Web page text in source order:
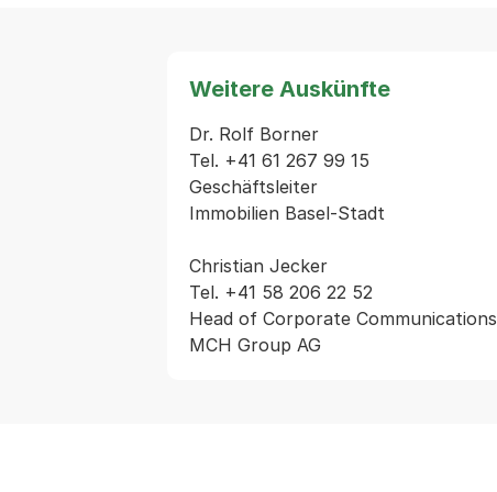
Weitere Auskünfte
Dr. Rolf Borner
Tel. +41 61 267 99 15
Geschäftsleiter
Immobilien Basel-Stadt
Christian Jecker
Tel. +41 58 206 22 52
Head of Corporate Communications